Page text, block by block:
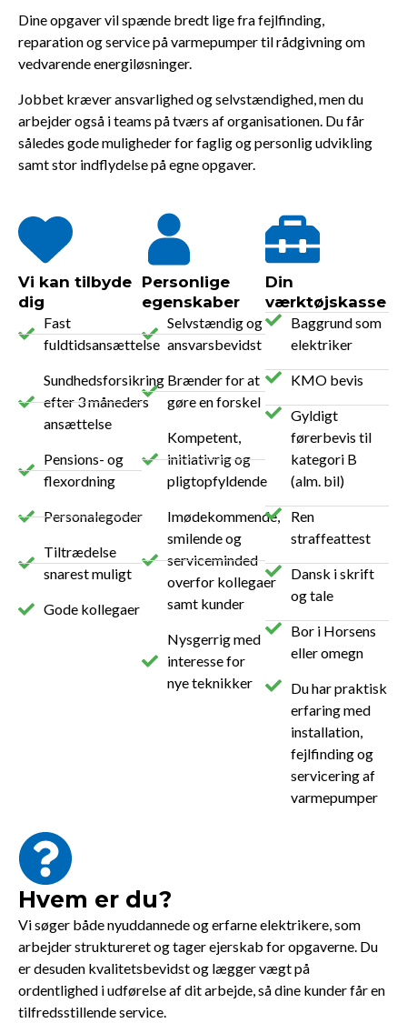
Dine opgaver vil spænde bredt lige fra fejlfinding,
reparation og service på varmepumper til rådgivning om
vedvarende energiløsninger.
Jobbet kræver ansvarlighed og selvstændighed, men du
arbejder også i teams på tværs af organisationen. Du får
således gode muligheder for faglig og personlig udvikling
samt stor indflydelse på egne opgaver.
Vi kan tilbyde
dig
Fast
fuldtidsansættelse
Sundhedsforsikring
efter 3 måneders
ansættelse
Pensions- og
flexordning
Personalegoder
Tiltrædelse
snarest muligt
Gode kollegaer
Personlige
egenskaber
Selvstændig og
ansvarsbevidst
Brænder for at
gøre en forskel
Kompetent,
initiativrig og
pligtopfyldende
Imødekommende,
smilende og
serviceminded
overfor kollegaer
samt kunder
Nysgerrig med
interesse for
nye teknikker
Din
værktøjskasse
Baggrund som
elektriker
KMO bevis
Gyldigt
førerbevis til
kategori B
(alm. bil)
Ren
straffeattest
Dansk i skrift
og tale
Bor i Horsens
eller omegn
Du har praktisk
erfaring med
installation,
fejlfinding og
servicering af
varmepumper
Hvem er du?
Vi søger både nyuddannede og erfarne elektrikere, som
arbejder struktureret og tager ejerskab for opgaverne. Du
er desuden kvalitetsbevidst og lægger vægt på
ordentlighed i udførelse af dit arbejde, så dine kunder får en
tilfredsstillende service.